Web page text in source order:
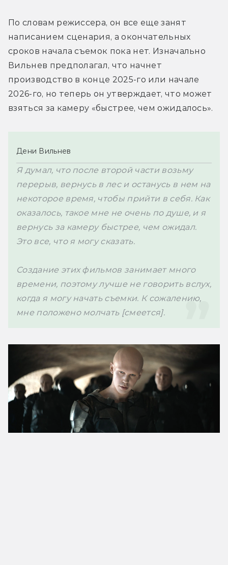
По словам режиссера, он все еще занят
написанием сценария, а окончательных
сроков начала съемок пока нет. Изначально
Вильнев предполагал, что начнет
производство в конце 2025-го или начале
2026-го, но теперь он утверждает, что может
взяться за камеру «быстрее, чем ожидалось».
Дени Вильнев
Я думал, что после второй части возьму
перерыв, вернусь в лес и останусь в нем на
некоторое время, чтобы прийти в себя. Как
оказалось, такое мне не очень по душе, и я
вернусь за камеру быстрее, чем ожидал.
Это все, что я могу сказать.
Создание этих фильмов занимает много
времени, поэтому лучше не говорить вслух,
когда я могу начать съемки. К сожалению,
мне положено молчать [смеется].